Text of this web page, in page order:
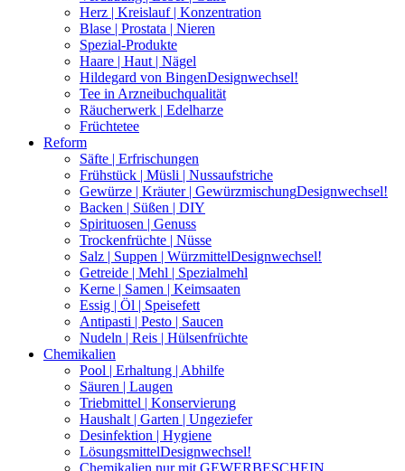
Herz | Kreislauf | Konzentration
Blase | Prostata | Nieren
Spezial-Produkte
Haare | Haut | Nägel
Hildegard von BingenDesignwechsel!
Tee in Arzneibuchqualität
Räucherwerk | Edelharze
Früchtetee
Reform
Säfte | Erfrischungen
Frühstück | Müsli | Nussaufstriche
Gewürze | Kräuter | GewürzmischungDesignwechsel!
Backen | Süßen | DIY
Spirituosen | Genuss
Trockenfrüchte | Nüsse
Salz | Suppen | WürzmittelDesignwechsel!
Getreide | Mehl | Spezialmehl
Kerne | Samen | Keimsaaten
Essig | Öl | Speisefett
Antipasti | Pesto | Saucen
Nudeln | Reis | Hülsenfrüchte
Chemikalien
Pool | Erhaltung | Abhilfe
Säuren | Laugen
Triebmittel | Konservierung
Haushalt | Garten | Ungeziefer
Desinfektion | Hygiene
LösungsmittelDesignwechsel!
Chemikalien nur mit GEWERBESCHEIN